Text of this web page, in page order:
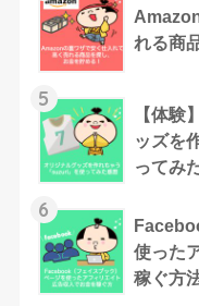
れる商
5
【体験
ッズを
ってみ
6
使った
稼ぐ方